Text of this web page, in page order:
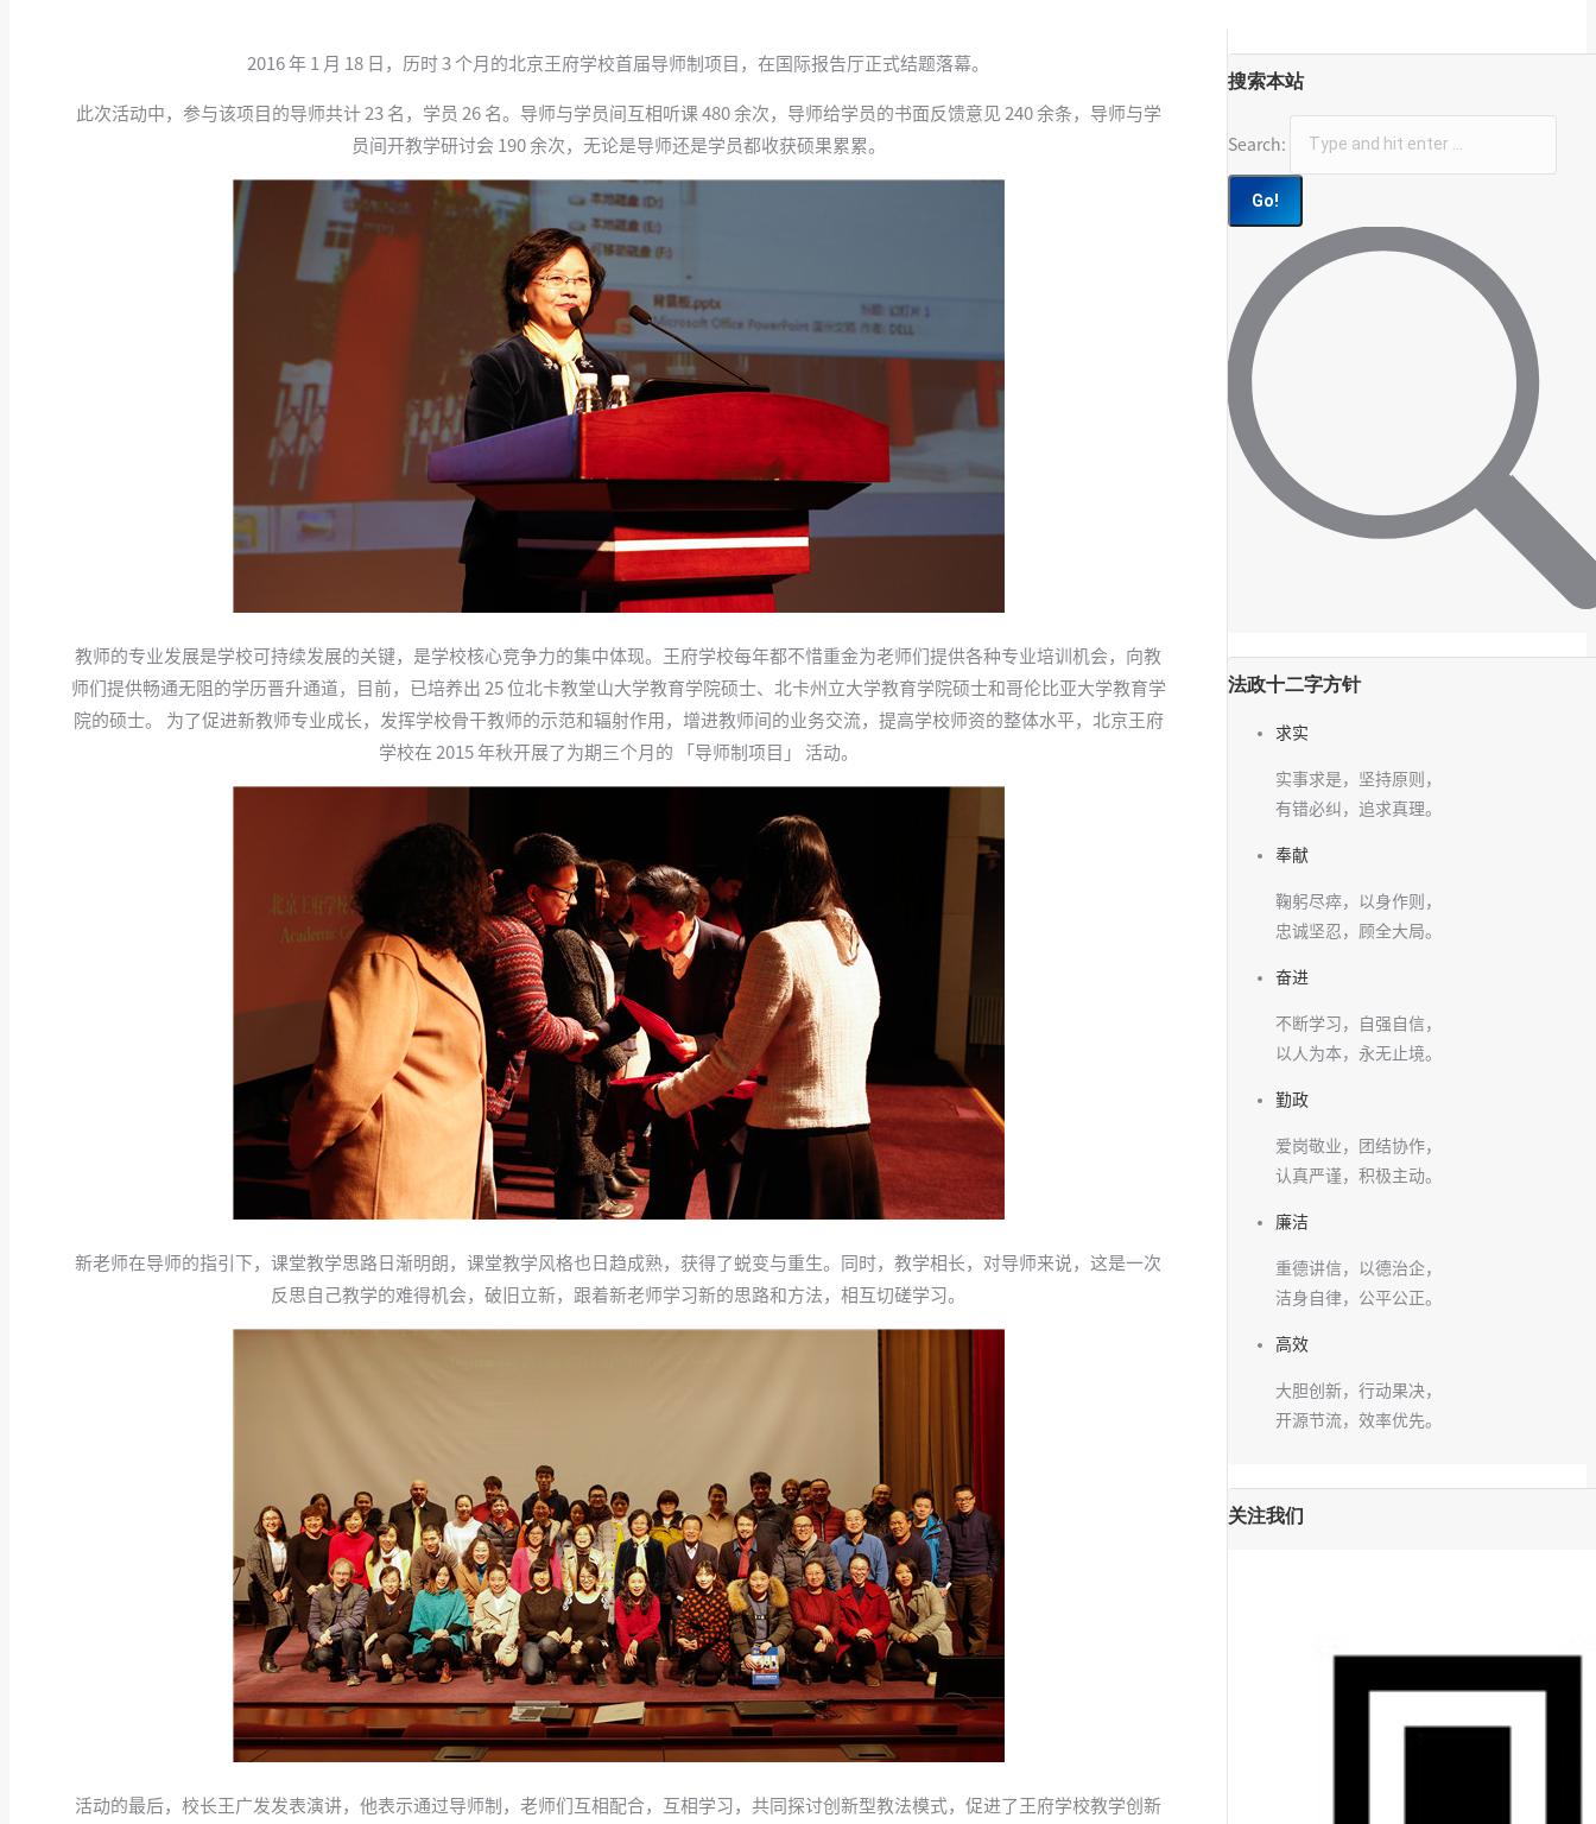
2016 年 1 月 18 日，历时 3 个月的北京王府学校首届导师制项目，在国际报告厅正式结题落幕。
此次活动中，参与该项目的导师共计 23 名，学员 26 名。导师与学员间互相听课 480 余次，导师给学员的书面反馈意见 240 余条，导师与学
员间开教学研讨会 190 余次，无论是导师还是学员都收获硕果累累。
教师的专业发展是学校可持续发展的关键，是学校核心竞争力的集中体现。王府学校每年都不惜重金为老师们提供各种专业培训机会，向教
师们提供畅通无阻的学历晋升通道，目前，已培养出 25 位北卡教堂山大学教育学院硕士、北卡州立大学教育学院硕士和哥伦比亚大学教育学
院的硕士。 为了促进新教师专业成长，发挥学校骨干教师的示范和辐射作用，增进教师间的业务交流，提高学校师资的整体水平，北京王府
学校在 2015 年秋开展了为期三个月的 「导师制项目」 活动。
新老师在导师的指引下，课堂教学思路日渐明朗，课堂教学风格也日趋成熟，获得了蜕变与重生。同时，教学相长，对导师来说，这是一次
反思自己教学的难得机会，破旧立新，跟着新老师学习新的思路和方法，相互切磋学习。
活动的最后，校长王广发发表演讲，他表示通过导师制，老师们互相配合，互相学习，共同探讨创新型教法模式，促进了王府学校教学创新
搜索本站
Search:
法政十二字方针
求实
实事求是，坚持原则，
有错必纠，追求真理。
奉献
鞠躬尽瘁，以身作则，
忠诚坚忍，顾全大局。
奋进
不断学习，自强自信，
以人为本，永无止境。
勤政
爱岗敬业，团结协作，
认真严谨，积极主动。
廉洁
重德讲信，以德治企，
洁身自律，公平公正。
高效
大胆创新，行动果决，
开源节流，效率优先。
关注我们